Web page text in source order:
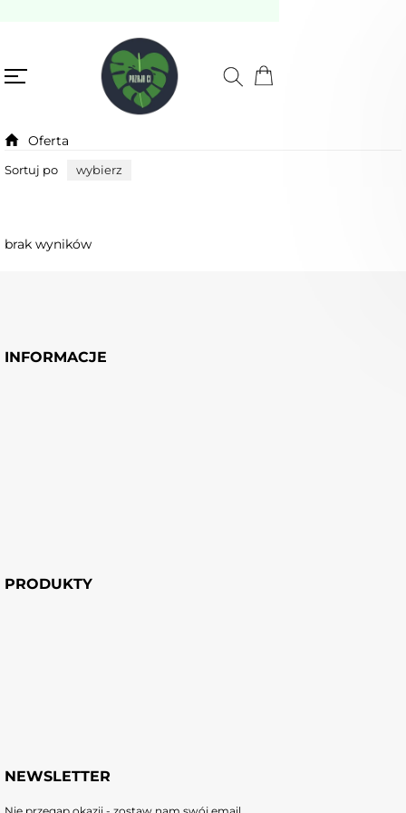
Oferta
Sortuj po wybierz
brak wyników
INFORMACJE
PRODUKTY
NEWSLETTER